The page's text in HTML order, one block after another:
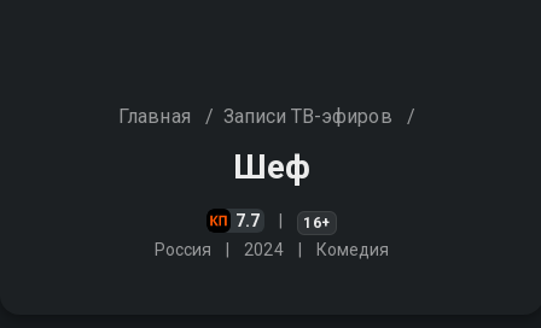
Главная / Записи ТВ-эфиров /
Шеф
7.7 16+
Россия 2024 Комедия